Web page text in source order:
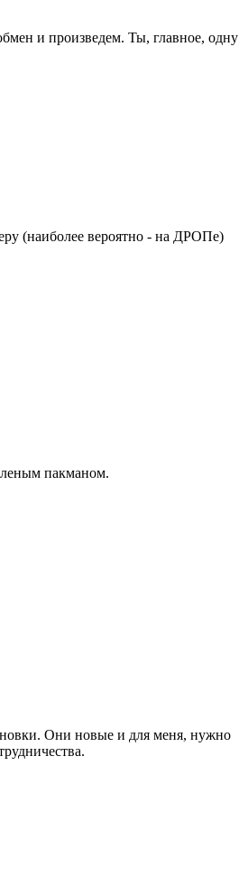
и произведем. Ты, главное, одну
(наиболее вероятно - на ДРОПе)
пакманом.
Они новые и для меня, нужно